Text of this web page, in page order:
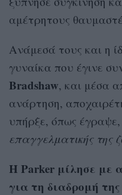
αμέτρητους
Ανάμεσά τους και η
γυναίκα που έγινε
Bradshaw, και μέσα
ανάρτηση,
υπήρξε, όπως έγραψε,
επαγγελματικής της
Η Parker μίλησε με
για τη διαδρομή